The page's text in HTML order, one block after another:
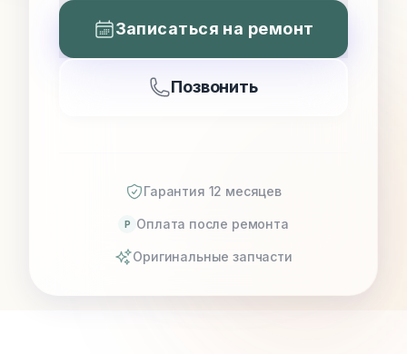
Записаться на ремонт
Позвонить
Гарантия 12 месяцев
P Оплата после ремонта
Оригинальные запчасти